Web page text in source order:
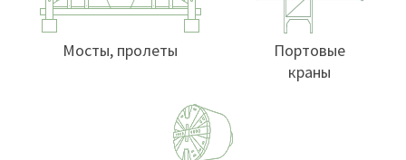
Мосты, пролеты
Портовые
краны